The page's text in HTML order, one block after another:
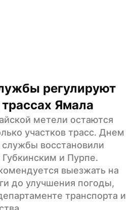
регулируют
Ямала
метели остаются
участков трасс. Днем
восстановили
и Пурпе.
выезжать на
до улучшения погоды,
транспорта и